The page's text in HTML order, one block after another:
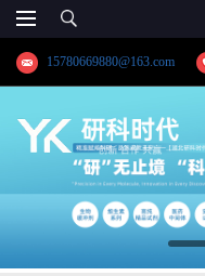
15780669880@163.com